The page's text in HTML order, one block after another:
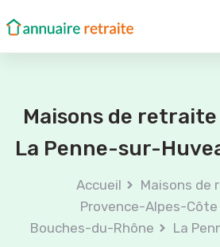
Maisons de retraite
La Penne-sur-
Accueil
Maisons de
Provence-Alpes-Côte
Bouches-du-Rhône
La